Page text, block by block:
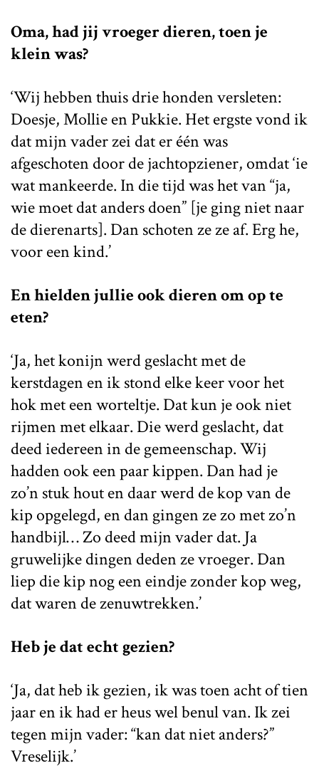
Oma, had jij vroeger dieren, toen je
klein was?
‘Wij hebben thuis drie honden versleten:
Doesje, Mollie en Pukkie. Het ergste vond ik
dat mijn vader zei dat er één was
afgeschoten door de jachtopziener, omdat ‘ie
wat mankeerde. In die tijd was het van “ja,
wie moet dat anders doen” [je ging niet naar
de dierenarts]. Dan schoten ze ze af. Erg he,
voor een kind.’
En hielden jullie ook dieren om op te
eten?
‘Ja, het konijn werd geslacht met de
kerstdagen en ik stond elke keer voor het
hok met een worteltje. Dat kun je ook niet
rijmen met elkaar. Die werd geslacht, dat
deed iedereen in de gemeenschap. Wij
hadden ook een paar kippen. Dan had je
zo’n stuk hout en daar werd de kop van de
kip opgelegd, en dan gingen ze zo met zo’n
handbijl… Zo deed mijn vader dat. Ja
gruwelijke dingen deden ze vroeger. Dan
liep die kip nog een eindje zonder kop weg,
dat waren de zenuwtrekken.’
Heb je dat echt gezien?
‘Ja, dat heb ik gezien, ik was toen acht of tien
jaar en ik had er heus wel benul van. Ik zei
tegen mijn vader: “kan dat niet anders?”
Vreselijk.’